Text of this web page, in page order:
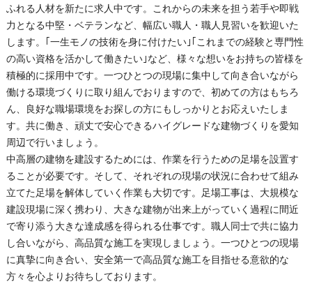
ふれる人材を新たに求人中です。これからの未来を担う若手や即戦
力となる中堅・ベテランなど、幅広い職人・職人見習いを歓迎いた
します。｢一生モノの技術を身に付けたい｣｢これまでの経験と専門性
の高い資格を活かして働きたい｣など、様々な想いをお持ちの皆様を
積極的に採用中です。一つひとつの現場に集中して向き合いながら
働ける環境づくりに取り組んでおりますので、初めての方はもちろ
ん、良好な職場環境をお探しの方にもしっかりとお応えいたしま
す。共に働き、頑丈で安心できるハイグレードな建物づくりを愛知
周辺で行いましょう。
中高層の建物を建設するためには、作業を行うための足場を設置す
ることが必要です。そして、それぞれの現場の状況に合わせて組み
立てた足場を解体していく作業も大切です。足場工事は、大規模な
建設現場に深く携わり、大きな建物が出来上がっていく過程に間近
で寄り添う大きな達成感を得られる仕事です。職人同士で共に協力
し合いながら、高品質な施工を実現しましょう。一つひとつの現場
に真摯に向き合い、安全第一で高品質な施工を目指せる意欲的な
方々を心よりお待ちしております。